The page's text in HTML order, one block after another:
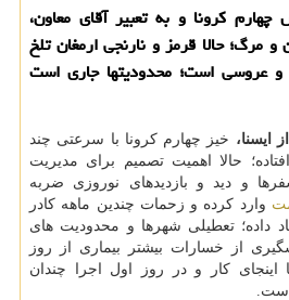
کرونا و به تعبیر آقای معاون،
مرگ؛ حالا قرمز و نارنجی ارمغان تلخ
و عروسی است؛ محدودیتها جاری است
ایسنا، خیز چهارم کرونا با سرعتی چند
حالا اهمیت تصمیم برای مدیریت
و دید و بازدیدهای نوروزی ضربه
وارد کرده و زحمات چندین ماهه کادر
داده؛ تعطیلی شهرها و محدودیت های
از خسارات بیشتر بیماری از روز
اینجای کار و در روز اول اجرا چندان